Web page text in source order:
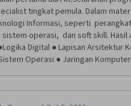
tingkat pemula. Dalam
Informasi, seperti
operasi,  dan soft skill. Hasil
Digital ● Lapisan Arsitektur
Operasi ● Jaringan